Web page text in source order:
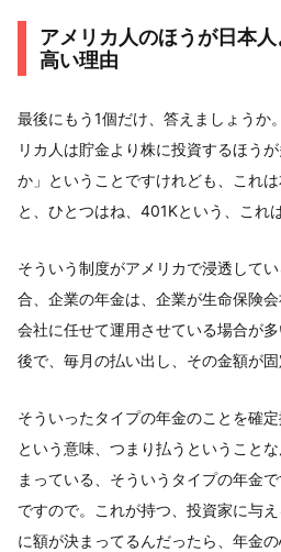
アメリカ人のほうが日本
高い理由
最後にもう1個だけ、答えましょうか
リカ人は貯金より株に投資するほう
か」ということですけれども、これ
と、ひとつはね、401Kという、これ
そういう制度がアメリカで浸透して
合、企業の年金は、企業が生命保険
会社に任せて運用させている場合が
後で、毎月の払い出し、その金額が固
そういったタイプの年金のことを確
という意味、つまり払うということ
まっている、そういうタイプの年金
ですので。これが持つ、投資家に与
に額が決まってるんだったら、年金